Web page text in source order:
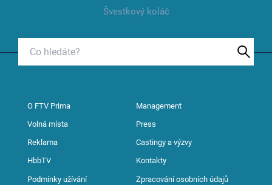
Švestkový koláč
O FTV Prima Management
Volná místa Press
Reklama Castingy a výzvy
HbbTV Kontakty
Podmínky užívání Zpracování osobních údajů